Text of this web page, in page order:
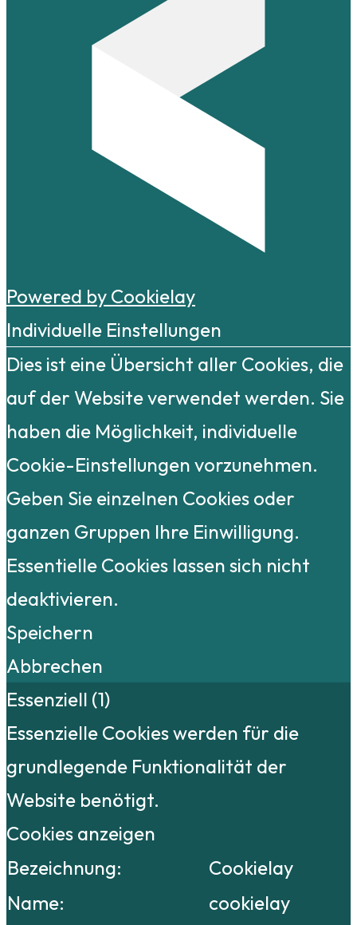
Powered by Cookielay
Individuelle Einstellungen
Dies ist eine Übersicht aller Cookies, die
auf der Website verwendet werden. Sie
haben die Möglichkeit, individuelle
Cookie-Einstellungen vorzunehmen.
Geben Sie einzelnen Cookies oder
ganzen Gruppen Ihre Einwilligung.
Essentielle Cookies lassen sich nicht
deaktivieren.
Speichern
Abbrechen
Essenziell (1)
Essenzielle Cookies werden für die
grundlegende Funktionalität der
Website benötigt.
Cookies anzeigen
Bezeichnung:
Cookielay
Name:
cookielay